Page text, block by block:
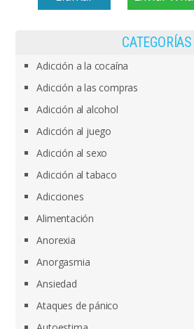
CATEGORÍAS
Adicción a la cocaína
Adicción a las compras
Adicción al alcohol
Adicción al juego
Adicción al sexo
Adicción al tabaco
Adicciones
Alimentación
Anorexia
Anorgasmia
Ansiedad
Ataques de pánico